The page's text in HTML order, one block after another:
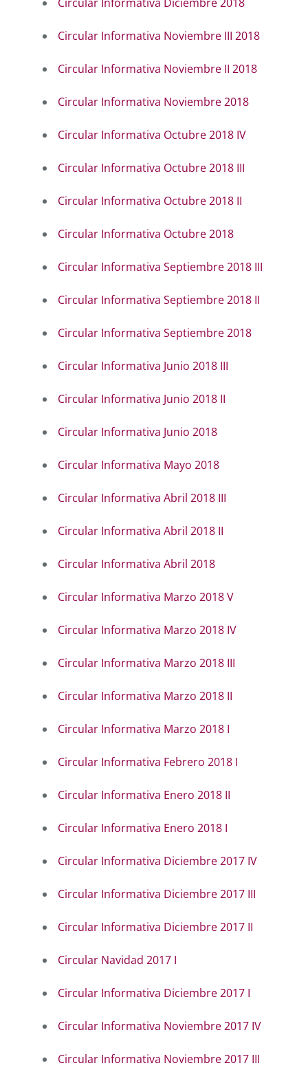
Circular Informativa Noviembre III 2018
Circular Informativa Noviembre II 2018
Circular Informativa Noviembre 2018
Circular Informativa Octubre 2018 IV
Circular Informativa Octubre 2018 III
Circular Informativa Octubre 2018 II
Circular Informativa Octubre 2018
Circular Informativa Septiembre 2018 III
Circular Informativa Septiembre 2018 II
Circular Informativa Septiembre 2018
Circular Informativa Junio 2018 III
Circular Informativa Junio 2018 II
Circular Informativa Junio 2018
Circular Informativa Mayo 2018
Circular Informativa Abril 2018 III
Circular Informativa Abril 2018 II
Circular Informativa Abril 2018
Circular Informativa Marzo 2018 V
Circular Informativa Marzo 2018 IV
Circular Informativa Marzo 2018 III
Circular Informativa Marzo 2018 II
Circular Informativa Marzo 2018 I
Circular Informativa Febrero 2018 I
Circular Informativa Enero 2018 II
Circular Informativa Enero 2018 I
Circular Informativa Diciembre 2017 IV
Circular Informativa Diciembre 2017 III
Circular Informativa Diciembre 2017 II
Circular Navidad 2017 I
Circular Informativa Diciembre 2017 I
Circular Informativa Noviembre 2017 IV
Circular Informativa Noviembre 2017 III